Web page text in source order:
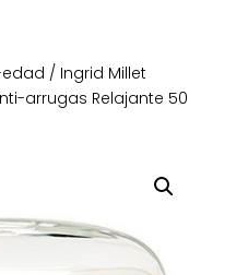
/ Ingrid Millet
arrugas Relajante 50